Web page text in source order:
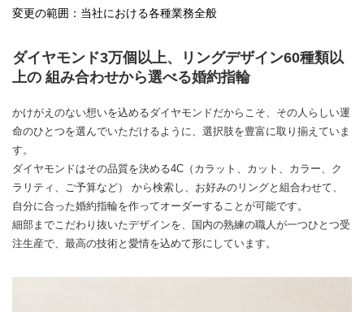
変更の範囲：当社における各種業務全般
ダイヤモンド3万個以上、リングデザイン60種類以
上の 組み合わせから選べる婚約指輪
かけがえのない想いを込めるダイヤモンドだからこそ、その人らしい運
命のひとつを選んでいただけるように、選択肢を豊富に取り揃えていま
す。
ダイヤモンドはその品質を決める4C（カラット、カット、カラー、ク
ラリティ、ご予算など） から検索し、お好みのリングと組合わせて、
自分に合った婚約指輪を作ってオーダーすることが可能です。
細部までこだわり抜いたデザインを、国内の熟練の職人が一つひとつ受
注生産で、最高の技術と愛情を込めて形にしています。